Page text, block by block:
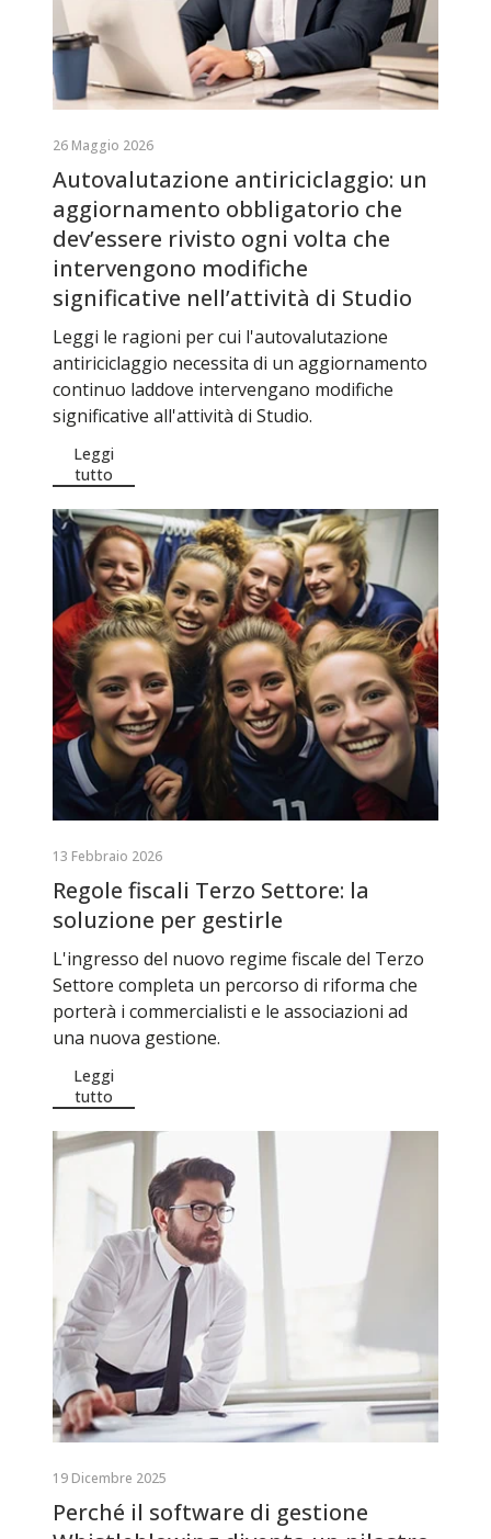
26 Maggio 2026
Autovalutazione antiriciclaggio: un
aggiornamento obbligatorio che
dev’essere rivisto ogni volta che
intervengono modifiche
significative nell’attività di Studio
Leggi le ragioni per cui l'autovalutazione
antiriciclaggio necessita di un aggiornamento
continuo laddove intervengano modifiche
significative all'attività di Studio.
Leggi
tutto
13 Febbraio 2026
Regole fiscali Terzo Settore: la
soluzione per gestirle
L'ingresso del nuovo regime fiscale del Terzo
Settore completa un percorso di riforma che
porterà i commercialisti e le associazioni ad
una nuova gestione.
Leggi
tutto
19 Dicembre 2025
Perché il software di gestione